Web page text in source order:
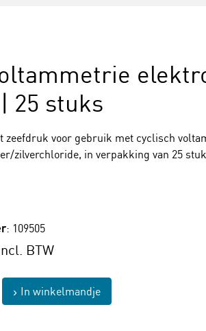
25 stuks
zeefdruk voor gebruik met cyclisch
zilverchloride, in verpakking van 25
: 109505
BTW
In winkelmandje